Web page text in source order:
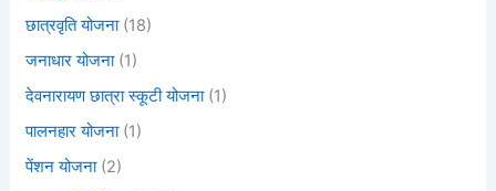
छात्रवृति योजना(18)
जनाधार योजना(1)
देवनारायण छात्रा स्कूटी योजना(1)
पालनहार योजना(1)
पेंशन योजना(2)